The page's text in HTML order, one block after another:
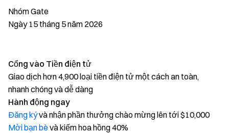
Nhóm Gate
Ngày 15 tháng 5 năm 2026
Cổng vào Tiền điện tử
Giao dịch hơn 4,900 loại tiền điện tử một cách an toàn,
nhanh chóng và dễ dàng
Hành động ngay
Đăng kývà nhận phần thưởng chào mừng lên tới $10,000
Mời bạn bèvà kiếm hoa hồng 40%